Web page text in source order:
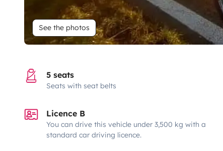
See the photos
5 seats
Seats with seat belts
Licence B
You can drive this vehicle under 3,500 kg with a
standard car driving licence.